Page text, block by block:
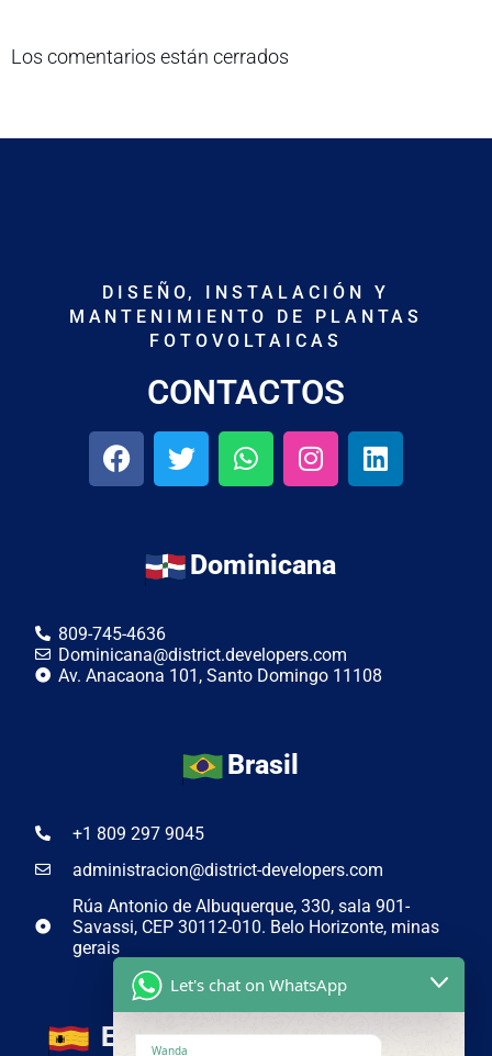
Los comentarios están cerrados
DISEÑO, INSTALACIÓN Y
MANTENIMIENTO DE PLANTAS
FOTOVOLTAICAS
CONTACTOS
Dominicana
809-745-4636
Dominicana@district.developers.com
Av. Anacaona 101, Santo Domingo 11108
Brasil
+1 809 297 9045
administracion@district-developers.com
Rúa Antonio de Albuquerque, 330, sala 901-
Savassi, CEP 30112-010. Belo Horizonte, minas
gerais
España
Let's chat on WhatsApp
Wanda